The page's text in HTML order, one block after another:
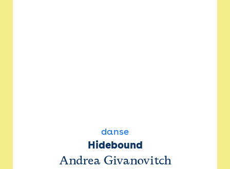
danse
Hidebound
Andrea Givanovitch